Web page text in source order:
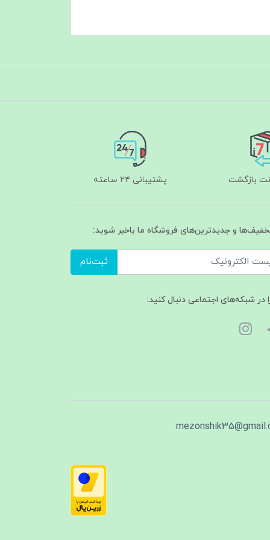
پشتیبانی ۲۴ ساعته
و جدیدترین‌های فروشگاه ما باخبر شوید:
ثبت‌نام
در شبکه‌های اجتماعی دنبال کنید: